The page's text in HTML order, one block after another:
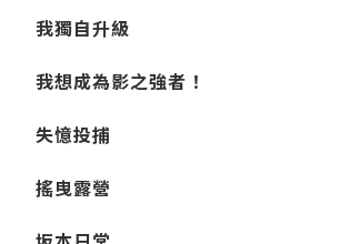
我獨自升級
我想成為影之強者！
失憶投捕
搖曳露營